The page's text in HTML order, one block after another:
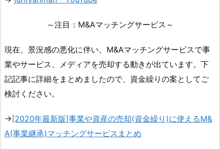
～注目：M&Aマッチングサービス～
現在、景況感の悪化に伴い、M&Aマッチングサービスで事
業やサービス、メディアを売却する動きが出ています。下
記記事に詳細をまとめましたので、資金繰りの案としてご
検討ください。
→[2020年最新版]事業や資産の売却(資金繰り)に使えるM&
A(事業継承)マッチングサービスまとめ